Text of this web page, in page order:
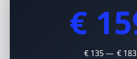
€
€ 135 — € 183